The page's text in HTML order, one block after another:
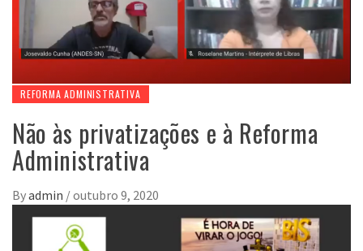
REFORMA ADMINISTRATIVA
Não às privatizações e à Reforma
Administrativa
Byadmin /outubro 9, 2020